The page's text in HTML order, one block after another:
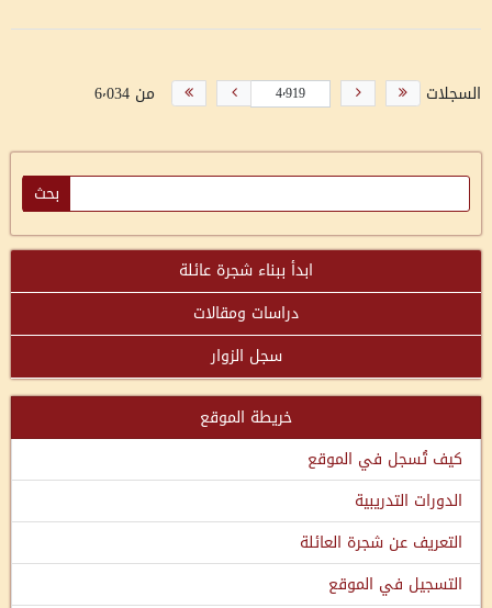
السجلات من 6٬034
ابدأ ببناء شجرة عائلة
دراسات ومقالات
سجل الزوار
خريطة الموقع
كيف تُسجل في الموقع
الدورات التدريبية
التعريف عن شجرة العائلة
التسجيل في الموقع